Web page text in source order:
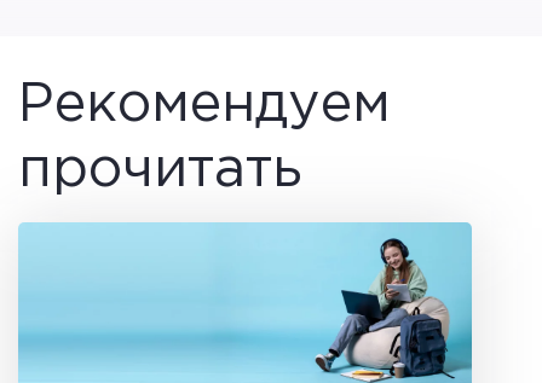
Рекомендуем
прочитать